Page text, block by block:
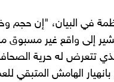
في البيان، "إن حجم
إلى واقع غير مسبوق
تتعرض له حرية
بانهيار الهامش المتبقي